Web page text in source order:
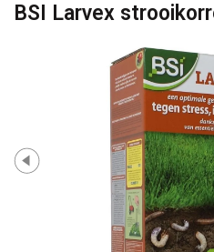
BSI Larvex